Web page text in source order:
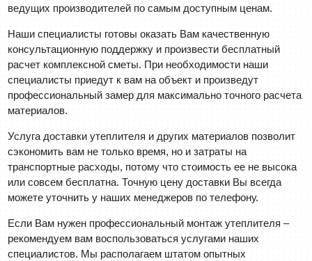
ведущих производителей по самым доступным ценам.
Наши специалисты готовы оказать Вам качественную
консультационную поддержку и произвести бесплатный
расчет комплексной сметы. При необходимости наши
специалисты приедут к вам на объект и произведут
профессиональный замер для максимально точного расчета
материалов.
Услуга доставки утеплителя и других материалов позволит
сэкономить вам не только время, но и затраты на
транспортные расходы, потому что стоимость ее не высока
или совсем бесплатна. Точную цену доставки Вы всегда
можете уточнить у наших менеджеров по телефону.
Если Вам нужен профессиональный монтаж утеплителя –
рекомендуем вам воспользоваться услугами наших
специалистов. Мы располагаем штатом опытных